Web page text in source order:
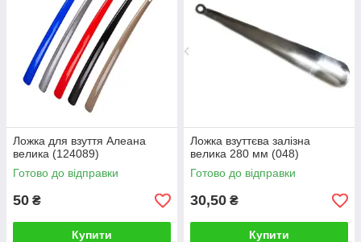
Ложка для взуття Алеана
велика (124089)
Готово до відправки
50 ₴
Купити
Ложка взуттєва залізна
велика 280 мм (048)
Готово до відправки
30,50 ₴
Купити